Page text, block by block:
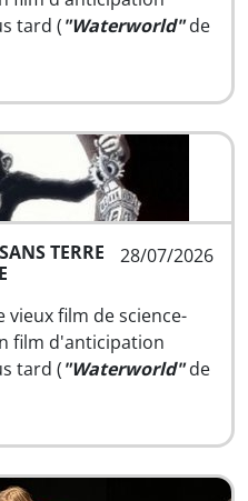
tard ("Waterworld"de
28/07/2026
TERRE
vieux film de science-
film d'anticipation
tard ("Waterworld"de